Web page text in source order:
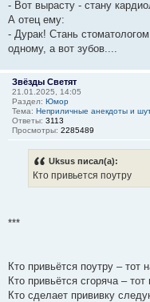
- Вот вырасту - стану
А отец ему:
- Дурак! Стань
одному, а вот зубов....
Звёзды Светят
21.01.2025, 14:05
Раздел: Юмор
Тема: Неприличные анекдоты и
Ответы: 3113
Просмотры: 2285489
Uksus писал(а):
Кто привьется поутру
***
Кто привьётся поутру – тот
Кто привьётся сгоряча – тот
Кто сделает прививку